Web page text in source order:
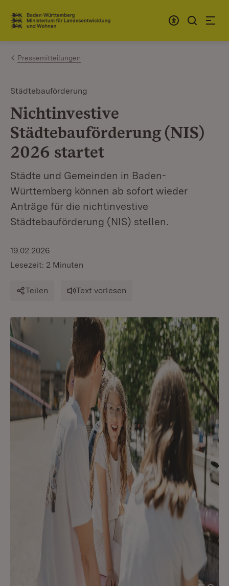
Zum Inhalt springen
Link zur Startseite
Pressemitteilungen
Städtebauförderung
Nichtinvestive
Städtebauförderung (NIS)
2026 startet
Städte und Gemeinden in Baden-
Württemberg können ab sofort wieder
Anträge für die nichtinvestive
Städtebauförderung (NIS) stellen.
19.02.2026
Lesezeit: 2 Minuten
Teilen Text vorlesen